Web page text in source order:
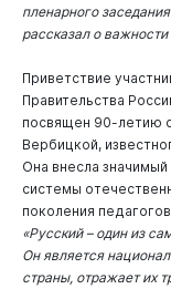
пленарного
рассказал о
Приветствие
Правительства
посвящен 90-летию
Вербицкой,
Она внесла значимый
системы
поколения
«Русский – один из
Он является
страны, отражает их